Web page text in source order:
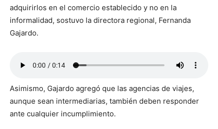
adquirirlos en el comercio establecido y no en la
informalidad, sostuvo la directora regional, Fernanda
Gajardo.
Asimismo, Gajardo agregó que las agencias de viajes,
aunque sean intermediarias, también deben responder
ante cualquier incumplimiento.